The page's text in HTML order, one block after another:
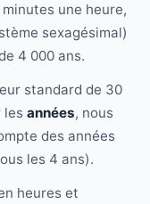
une heure,
sexagésimal)
4 000 ans.
standard de 30
les années, nous
des années
les 4 ans).
heures et